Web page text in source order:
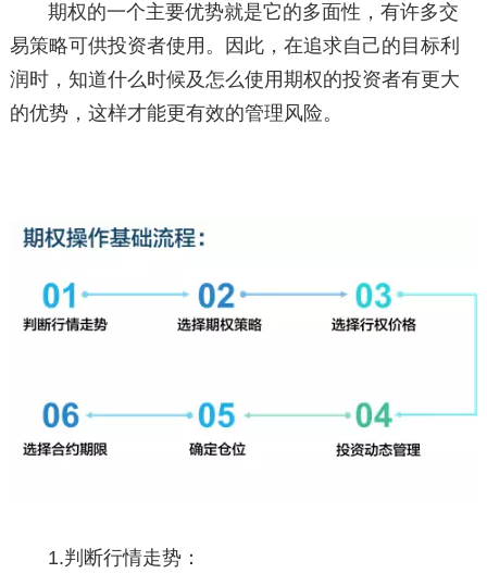
期权的一个主要优势就是它的多面性，有许多交
易策略可供投资者使用。因此，在追求自己的目标利
润时，知道什么时候及怎么使用期权的投资者有更大
的优势，这样才能更有效的管理风险。
1.判断行情走势：